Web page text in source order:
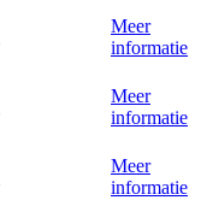
Meer
informatie
Meer
informatie
Meer
informatie